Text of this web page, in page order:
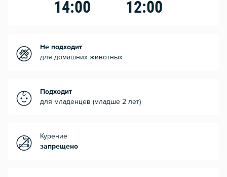
14:00 12:00
Не подходит
для домашних животных
Подходит
для младенцев (младше 2 лет)
Курение
запрещено